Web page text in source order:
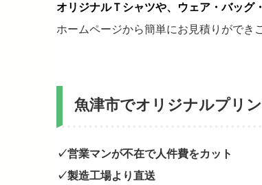
オリジナルＴシャツや、ウェア・バッグ
ホームページから簡単にお見積りができ
魚津市でオリジナルプリ
✓営業マンが不在で人件費をカット
✓製造工場より直送